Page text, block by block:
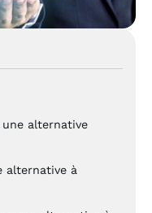
alternative
alternative à